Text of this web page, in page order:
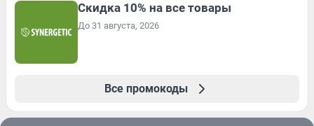
Скидка 10% на все товары
До 31 августа, 2026
Все промокоды